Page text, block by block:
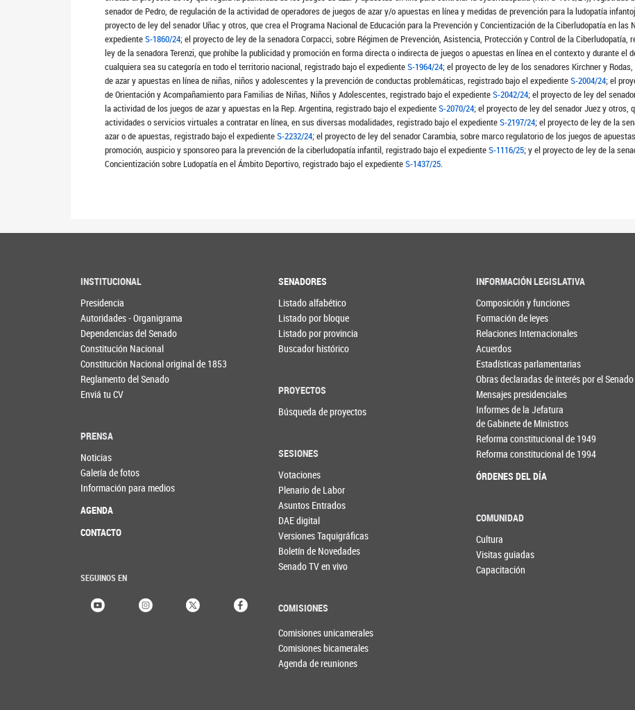
senador de Pedro, de regulación de la actividad de operadores de juegos de azar y/o apuestas en línea y medidas de prevención para la ludopatía
proyecto de ley del senador Uñac y otros, que crea el Programa Nacional de Educación para la Prevención y Concientización de la Ciberludopatía en
expedienteS-1860/24; el proyecto de ley de la senadora Corpacci, sobre Régimen de Prevención, Asistencia, Protección y Control de la Ciberludopatía,
ley de la senadora Terenzi, que prohíbe la publicidad y promoción en forma directa o indirecta de juegos o apuestas en línea en el contexto y durante el
cualquiera sea su categoría en todo el territorio nacional, registrado bajo el expedienteS-1964/24; el proyecto de ley de los senadores Kirchner y
de azar y apuestas en línea de niñas, niños y adolescentes y la prevención de conductas problemáticas, registrado bajo el expedienteS-2004/24; el
de Orientación y Acompañamiento para Familias de Niñas, Niños y Adolescentes, registrado bajo el expedienteS-2042/24; el proyecto de ley del
la actividad de los juegos de azar y apuestas en la Rep. Argentina, registrado bajo el expedienteS-2070/24; el proyecto de ley del senador Juez y otros,
actividades o servicios virtuales a contratar en línea, en sus diversas modalidades, registrado bajo el expedienteS-2197/24; el proyecto de ley de la
azar o de apuestas, registrado bajo el expedienteS-2232/24; el proyecto de ley del senador Carambia, sobre marco regulatorio de los juegos de
promoción, auspicio y sponsoreo para la prevención de la ciberludopatía infantil, registrado bajo el expedienteS-1116/25; y el proyecto de ley de la
Concientización sobre Ludopatía en el Ámbito Deportivo, registrado bajo el expedienteS-1437/25.
INSTITUCIONAL
Presidencia
Autoridades - Organigrama
Dependencias del Senado
Constitución Nacional
Constitución Nacional original de 1853
Reglamento del Senado
Enviá tu CV
PRENSA
Noticias
Galería de fotos
Información para medios
AGENDA
CONTACTO
SEGUINOS EN
SENADORES
Listado alfabético
Listado por bloque
Listado por provincia
Buscador histórico
PROYECTOS
Búsqueda de proyectos
SESIONES
Votaciones
Plenario de Labor
Asuntos Entrados
DAE digital
Versiones Taquigráficas
Boletín de Novedades
Senado TV en vivo
COMISIONES
Comisiones unicamerales
Comisiones bicamerales
Agenda de reuniones
INFORMACIÓN LEGISLATIVA
Composición y funciones
Formación de leyes
Relaciones Internacionales
Acuerdos
Estadísticas parlamentarias
Obras declaradas de interés por el Senado
Mensajes presidenciales
Informes de la Jefatura
de Gabinete de Ministros
Reforma constitucional de 1949
Reforma constitucional de 1994
ÓRDENES DEL DÍA
COMUNIDAD
Cultura
Visitas guiadas
Capacitación